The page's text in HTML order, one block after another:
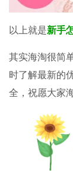
以 上就是新手
其实海淘很简
时了解最新的
全，祝愿大家